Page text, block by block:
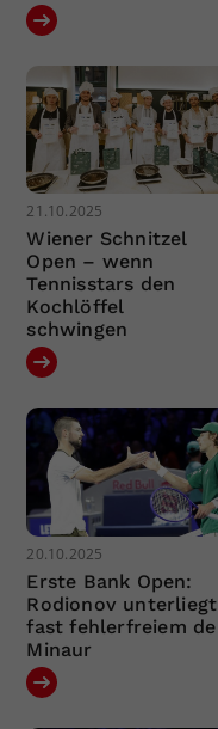
21.10.2025
Wiener Schnitzel
Open – wenn
Tennisstars den
Kochlöffel
schwingen
20.10.2025
Erste Bank Open:
Rodionov unterliegt
fast fehlerfreiem de
Minaur